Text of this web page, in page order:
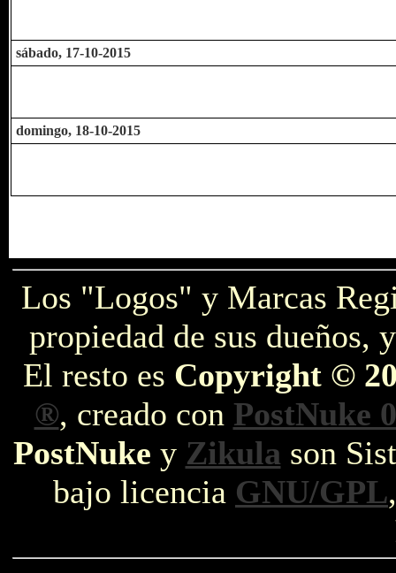
sábado, 17-10-2015
domingo, 18-10-2015
Los "Logos" y Marcas
propiedad de sus dueños,
El resto es Copyright ©
®, creado con PostNuke
PostNuke y Zikula son
bajo licencia GNU/GPL